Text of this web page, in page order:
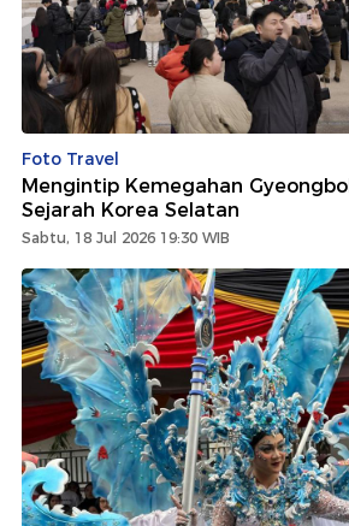
Foto Travel
Mengintip Kemegahan
Sejarah Korea Selatan
Sabtu, 18 Jul 2026 19:30 WIB